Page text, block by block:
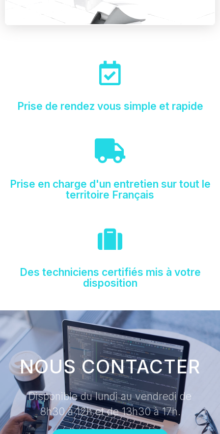
Prise de rendez vous simple et rapide
Prise en charge d'un entretien sur tout le
territoire Français
Des techniciens certifiés mis à votre
disposition
NOUS CONTACTER
Disponible du lundi au vendredi de
8h30 à 12h et de 13h30 à 17h.